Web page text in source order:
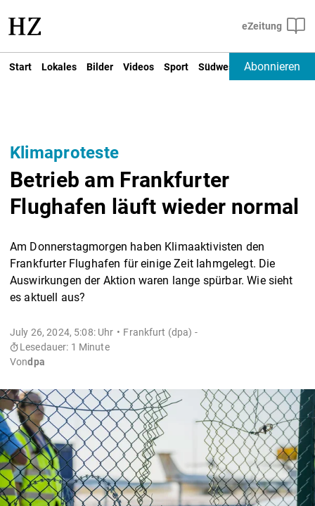
Start Lokales Bilder Videos Sport Südwest Deutschland
Abonnieren
Klimaproteste
Betrieb am Frankfurter
Flughafen läuft wieder normal
Am Donnerstagmorgen haben Klimaaktivisten den
Frankfurter Flughafen für einige Zeit lahmgelegt. Die
Auswirkungen der Aktion waren lange spürbar. Wie sieht
es aktuell aus?
July 26, 2024, 5:08: Uhr
Frankfurt (dpa) -
Lesedauer: 1 Minute
Vondpa